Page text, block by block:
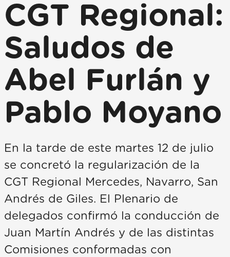
CGT Regional:
Saludos de
Abel Furlán y
Pablo Moyano
En la tarde de este martes 12 de julio
se concretó la regularización de la
CGT Regional Mercedes, Navarro, San
Andrés de Giles. El Plenario de
delegados confirmó la conducción de
Juan Martín Andrés y de las distintas
Comisiones conformadas con